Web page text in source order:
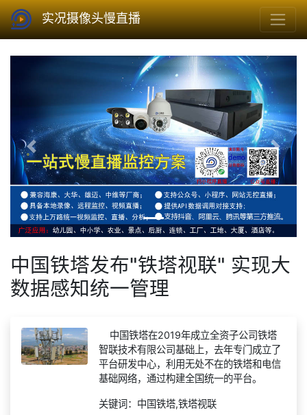
实况摄像头慢直播
Previous Next
中国铁塔发布"铁塔视联" 实现大
数据感知统一管理
中国铁塔在2019年成立全资子公司铁塔
智联技术有限公司基础上，去年专门成立了
平台研发中心，利用无处不在的铁塔和电信
基础网络，通过构建全国统一的平台。
关键词：中国铁塔,铁塔视联